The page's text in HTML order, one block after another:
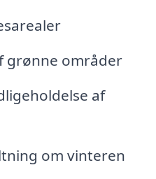
grønne områder
af
om vinteren